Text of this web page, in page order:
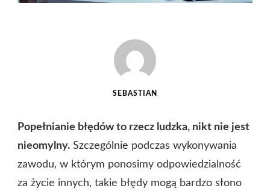
SEBASTIAN
Popełnianie błędów to rzecz ludzka, nikt nie jest
nieomylny. Szczególnie podczas wykonywania
zawodu, w którym ponosimy odpowiedzialność
za życie innych, takie błędy mogą bardzo słono